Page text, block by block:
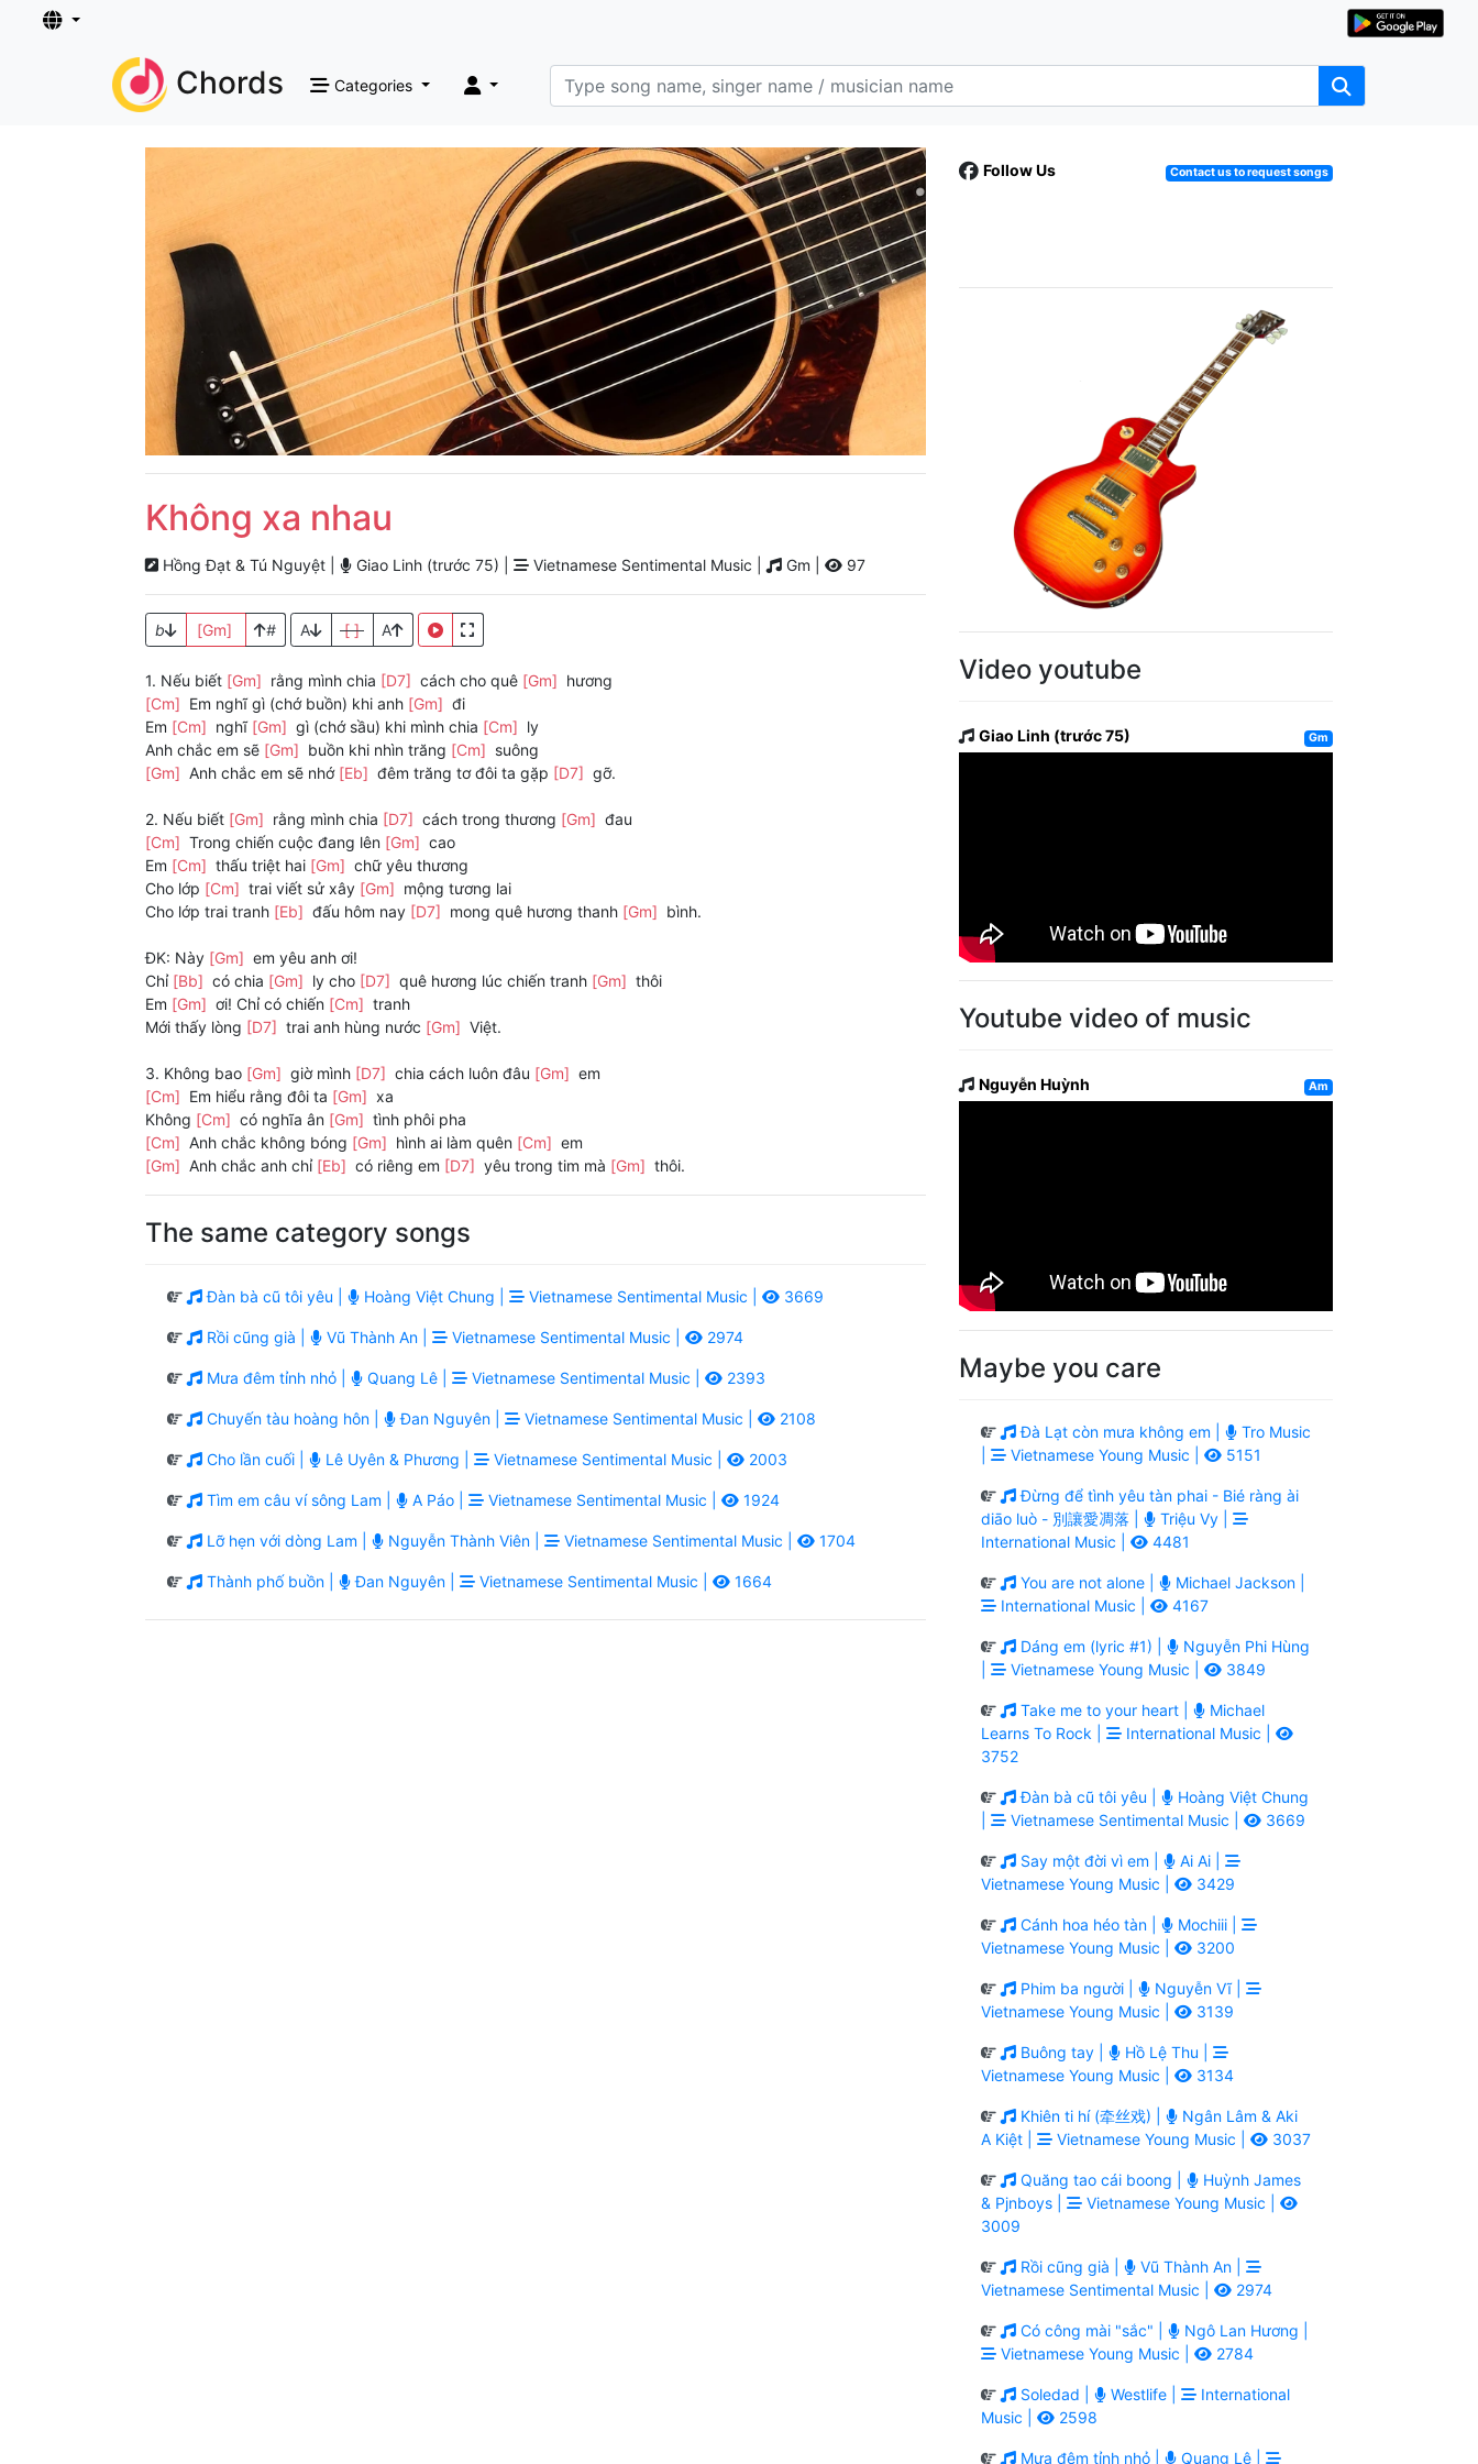
Chords Categories
Không xa nhau
Hồng Đạt & Tú Nguyệt | Giao Linh (trước 75) | Vietnamese Sentimental Music | Gm | 97
b [Gm] # A [ ] A
1. Nếu biết [Gm] rằng mình chia [D7] cách cho quê [Gm] hương
[Cm] Em nghĩ gì (chớ buồn) khi anh [Gm] đi
Em [Cm] nghĩ [Gm] gì (chớ sầu) khi mình chia [Cm] ly
Anh chắc em sẽ [Gm] buồn khi nhìn trăng [Cm] suông
[Gm] Anh chắc em sẽ nhớ [Eb] đêm trăng tơ đôi ta gặp [D7] gỡ.
2. Nếu biết [Gm] rằng mình chia [D7] cách trong thương [Gm] đau
[Cm] Trong chiến cuộc đang lên [Gm] cao
Em [Cm] thấu triệt hai [Gm] chữ yêu thương
Cho lớp [Cm] trai viết sử xây [Gm] mộng tương lai
Cho lớp trai tranh [Eb] đấu hôm nay [D7] mong quê hương thanh [Gm] bình.
ĐK: Này [Gm] em yêu anh ơi!
Chỉ [Bb] có chia [Gm] ly cho [D7] quê hương lúc chiến tranh [Gm] thôi
Em [Gm] ơi! Chỉ có chiến [Cm] tranh
Mới thấy lòng [D7] trai anh hùng nước [Gm] Việt.
3. Không bao [Gm] giờ mình [D7] chia cách luôn đâu [Gm] em
[Cm] Em hiểu rằng đôi ta [Gm] xa
Không [Cm] có nghĩa ân [Gm] tình phôi pha
[Cm] Anh chắc không bóng [Gm] hình ai làm quên [Cm] em
[Gm] Anh chắc anh chỉ [Eb] có riêng em [D7] yêu trong tim mà [Gm] thôi.
The same category songs
Đàn bà cũ tôi yêu | Hoàng Việt Chung | Vietnamese Sentimental Music | 3669
Rồi cũng già | Vũ Thành An | Vietnamese Sentimental Music | 2974
Mưa đêm tỉnh nhỏ | Quang Lê | Vietnamese Sentimental Music | 2393
Chuyến tàu hoàng hôn | Đan Nguyên | Vietnamese Sentimental Music | 2108
Cho lần cuối | Lê Uyên & Phương | Vietnamese Sentimental Music | 2003
Tìm em câu ví sông Lam | A Páo | Vietnamese Sentimental Music | 1924
Lỡ hẹn với dòng Lam | Nguyễn Thành Viên | Vietnamese Sentimental Music | 1704
Thành phố buồn | Đan Nguyên | Vietnamese Sentimental Music | 1664
Follow Us Contact us to request songs
Video youtube
Giao Linh (trước 75) Gm
Youtube video of music
Nguyễn Huỳnh Am
Maybe you care
Đà Lạt còn mưa không em |
Tro Music
Vietnamese Young Music | 5151
Đừng để tình yêu tàn phai - Bié ràng ài
diāo luò - 別讓愛凋落 |
Triệu Vy |
International Music |
4481
You are not alone |
Michael Jackson |
International Music |
4167
Dáng em (lyric #1) |
Nguyễn Phi Hùng
Vietnamese Young Music | 3849
Take me to your heart |
Michael
Learns To Rock |
International Music |
3752
Đàn bà cũ tôi yêu |
Hoàng Việt Chung
Vietnamese Sentimental Music | 3669
Say một đời vì em |
Ai Ai |
Vietnamese Young Music |
3429
Cánh hoa héo tàn |
Mochiii |
Vietnamese Young Music |
3200
Phim ba người |
Nguyễn Vĩ |
Vietnamese Young Music |
3139
Buông tay |
Hồ Lệ Thu |
Vietnamese Young Music |
3134
Khiên ti hí (牵丝戏) |
Ngân Lâm & Aki
A Kiệt |
Vietnamese Young Music | 3037
Quăng tao cái boong |
Huỳnh James
& Pjnboys |
Vietnamese Young Music |
3009
Rồi cũng già |
Vũ Thành An |
Vietnamese Sentimental Music |
2974
Có công mài "sắc" |
Ngô Lan Hương |
Vietnamese Young Music |
2784
Soledad | Westlife |
International
Music |
2598
Mưa đêm tỉnh nhỏ | Quang Lê |